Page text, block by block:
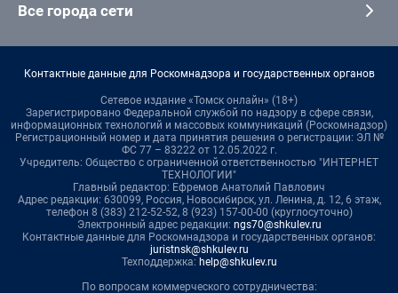
Все города сети
Контактные данные для Роскомнадзора и государственных органов
Сетевое издание «Томск онлайн» (18+)
Зарегистрировано Федеральной службой по надзору в сфере связи,
информационных технологий и массовых коммуникаций (Роскомнадзор)
Регистрационный номер и дата принятия решения о регистрации: ЭЛ №
ФС 77 – 83222 от 12.05.2022 г.
Учредитель: Общество с ограниченной ответственностью "ИНТЕРНЕТ
ТЕХНОЛОГИИ"
Главный редактор: Ефремов Анатолий Павлович
Адрес редакции: 630099, Россия, Новосибирск, ул. Ленина, д. 12, 6 этаж,
телефон 8 (383) 212-52-52, 8 (923) 157-00-00 (круглосуточно)
Электронный адрес редакции: ngs70@shkulev.ru
Контактные данные для Роскомнадзора и государственных органов:
juristnsk@shkulev.ru
Техподдержка: help@shkulev.ru
По вопросам коммерческого сотрудничества: